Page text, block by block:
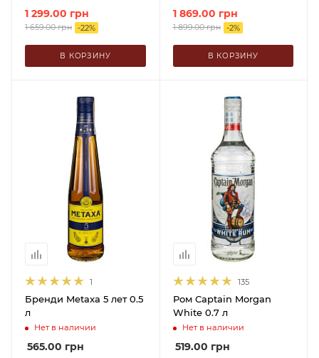
1 299.00 грн
1 659.00грн -22%
В КОРЗИНУ
1 869.00 грн
1 899.00грн -2%
В КОРЗИНУ
1
Бренди Metaxa 5 лет 0.5
л
Нет в наличии
565.00 грн
135
Ром Captain Morgan
White 0.7 л
Нет в наличии
519.00 грн